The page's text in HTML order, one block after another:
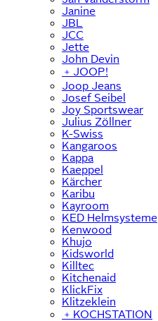
Janine
JBL
JCC
Jette
John Devin
﹢ JOOP!
Joop Jeans
Josef Seibel
Joy Sportswear
Julius Zöllner
K-Swiss
Kangaroos
Kappa
Kaeppel
Kärcher
Karibu
Kayroom
KED Helmsysteme
Kenwood
Khujo
Kidsworld
Killtec
Kitchenaid
KlickFix
Klitzeklein
﹢ KOCHSTATION